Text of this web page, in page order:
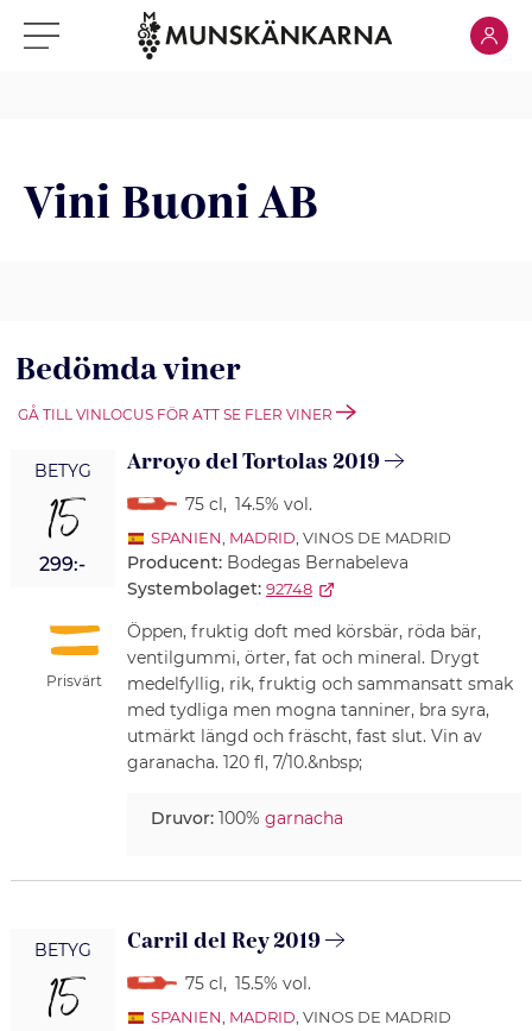
Klicka för meny Klicka
Vini Buoni AB
Bedömda viner
GÅ TILL VINLOCUS FÖR ATT SE FLER VINER
BETYG
15
299:-
Prisvärt
Arroyo del Tortolas 2019
75 cl, 14.5% vol.
SPANIEN MADRID , VINOS DE MADRID
Producent: Bodegas Bernabeleva
Systembolaget: 92748
Öppen, fruktig doft med körsbär, röda bär,
ventilgummi, örter, fat och mineral. Drygt
medelfyllig, rik, fruktig och sammansatt smak
med tydliga men mogna tanniner, bra syra,
utmärkt längd och fräscht, fast slut. Vin av
garanacha. 120 fl, 7/10.&nbsp;
Druvor:100% garnacha
BETYG
15
Carril del Rey 2019
75 cl, 15.5% vol.
SPANIEN MADRID , VINOS DE MADRID